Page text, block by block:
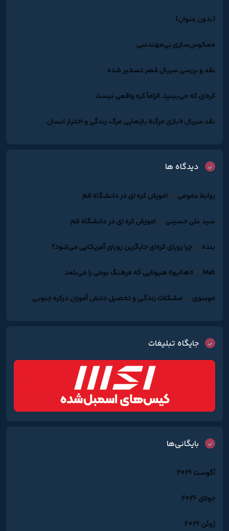
(بدون عنوان)
معکوس‌سازی بی‌مهندسی
نقد و بررسی سریال قصر تسخیر شده
کره‌ای که می‌بینید، الزاماً کره واقعی نیست
نقد سریال «بازی مرگ» بازنمایی مرگ، زندگی و اختیار انسان
دیدگاه ها
روابط عمومی دراموزش کره ای در دانشگاه قم
سید علی حسینی دراموزش کره ای در دانشگاه قم
بنده درچرا رویای کره‌ای جایگزین رویای آمریکایی می‌شود؟
Mah در«هالیو» هیولایی که فرهنگ بومی را می‌بلعد
موسوی درمشکلات زندگـی و تحصیل دانش آموزان درکره جنوبـی
جایگاه تبلیغات
بایگانی‌ها
آگوست 2026
جولای 2026
ژوئن 2026